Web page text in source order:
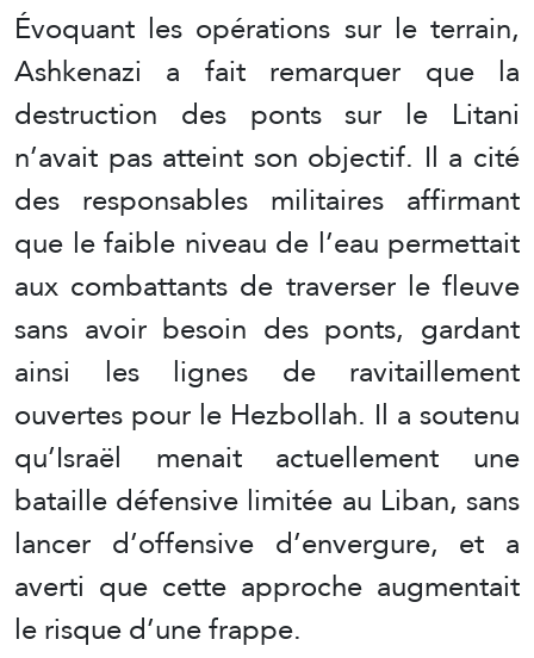
Évoquant les opérations sur le terrain,
Ashkenazi a fait remarquer que la
destruction des ponts sur le Litani
n’avait pas atteint son objectif. Il a cité
des responsables militaires affirmant
que le faible niveau de l’eau permettait
aux combattants de traverser le fleuve
sans avoir besoin des ponts, gardant
ainsi les lignes de ravitaillement
ouvertes pour le Hezbollah. Il a soutenu
qu’Israël menait actuellement une
bataille défensive limitée au Liban, sans
lancer d’offensive d’envergure, et a
averti que cette approche augmentait
le risque d’une frappe.